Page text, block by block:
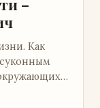
–
Как
суконным